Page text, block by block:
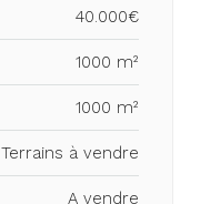
40.000€
1000 m²
1000 m²
Terrains à vendre
A vendre